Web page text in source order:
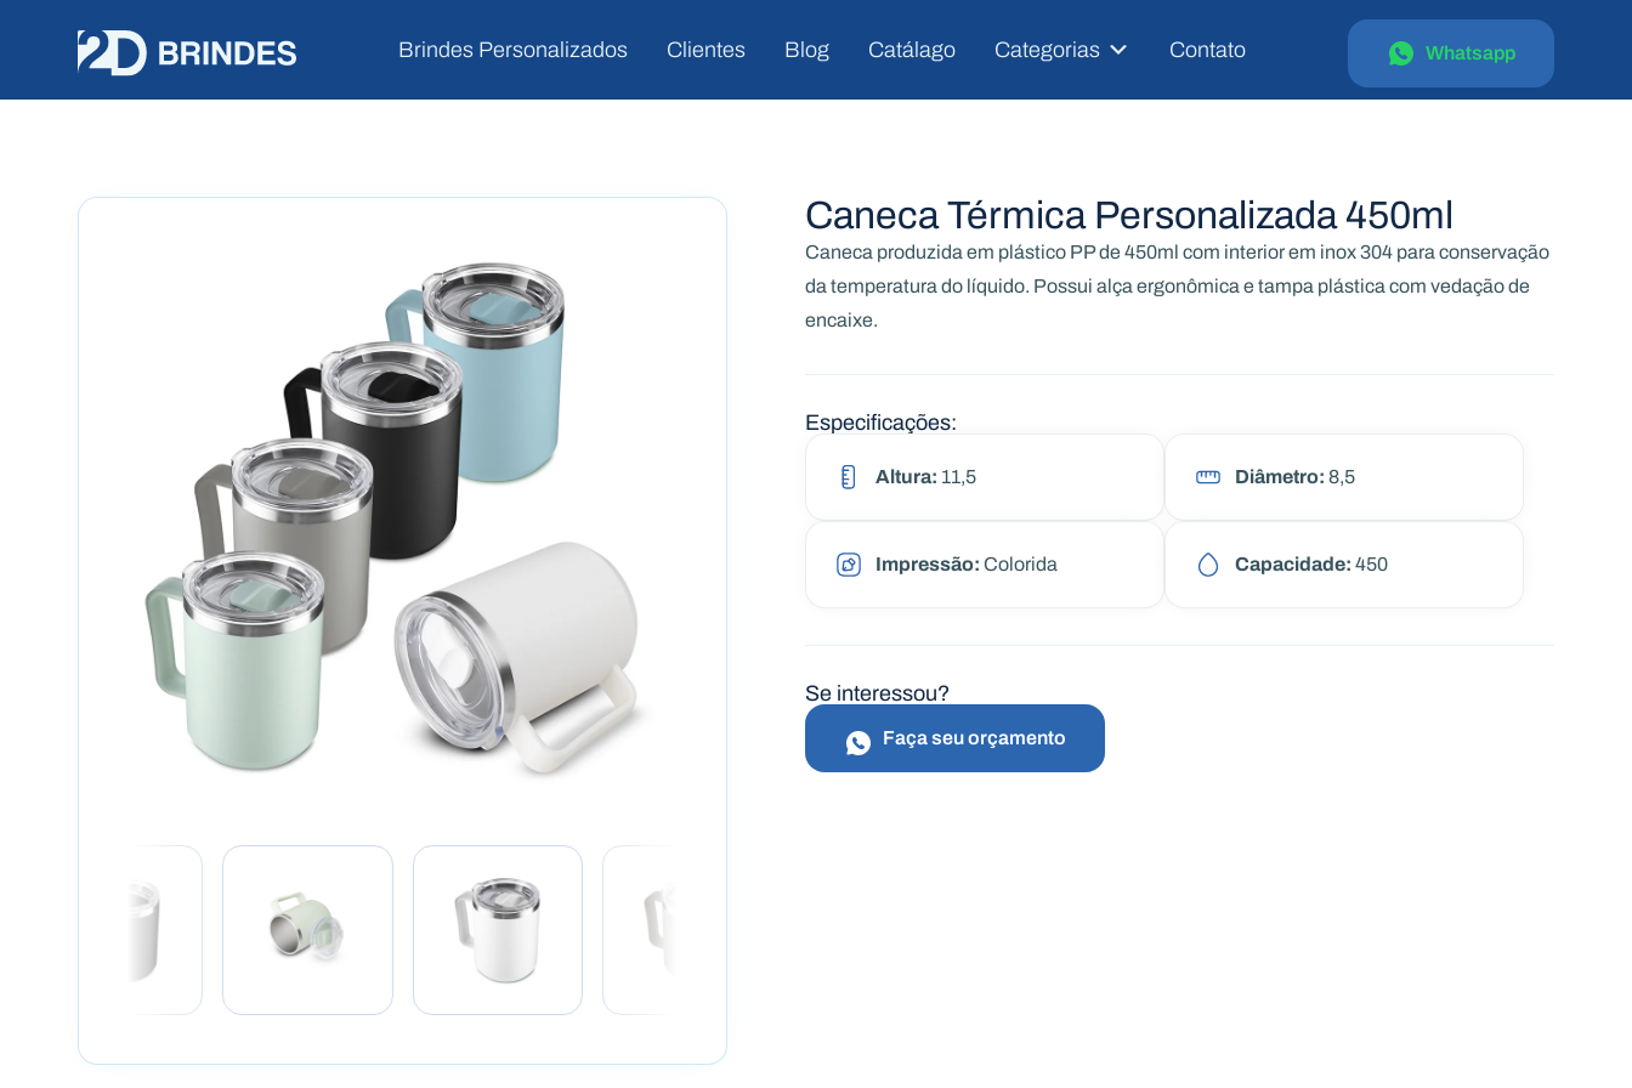
Brindes Personalizados Clientes Blog Catálago Categorias Contato Whatsapp
Caneca Térmica Personalizada 450ml
Caneca produzida em plástico PP de 450ml com interior em inox 304 para conservação
da temperatura do líquido. Possui alça ergonômica e tampa plástica com vedação de
encaixe.
Especificações:
Altura: 11,5 Diâmetro: 8,5
Impressão: Colorida Capacidade: 450
Se interessou?
Faça seu orçamento